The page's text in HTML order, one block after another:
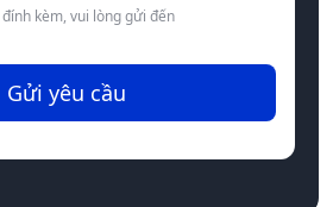
kèm, vui lòng gửi đến
Gửi yêu cầu